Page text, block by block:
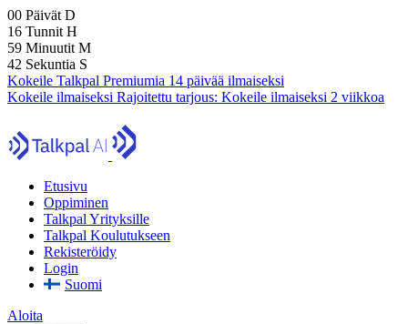
00 Päivät D
16 Tunnit H
59 Minuutit M
41 Sekuntia S
Kokeile Talkpal Premiumia 14 päivää ilmaiseksi
Kokeile ilmaiseksi Rajoitettu tarjous: Kokeile ilmaiseksi 2 viikkoa
Etusivu
Oppiminen
Talkpal Yrityksille
Talkpal Koulutukseen
Rekisteröidy
Login
Suomi
Aloita